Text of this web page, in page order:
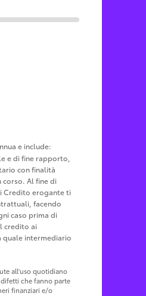
e include:
e di fine rapporto,
con finalità
corso. Al fine di
Credito erogante ti
facendo
caso prima di
credito ai
quale intermediario
all'uso quotidiano
che fanno parte
finanziari e/o